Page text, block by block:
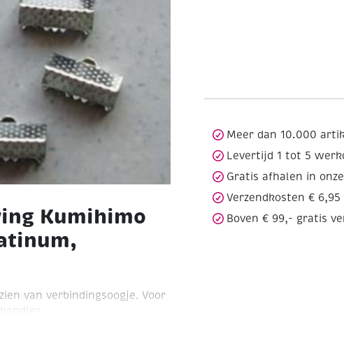
Kumihimo
van verbindingsoogje. Voor
Meer dan 10.000
Levertijd 1 tot 5
Gratis afhalen in
Verzendkosten € 6,95
Boven € 99,- gratis